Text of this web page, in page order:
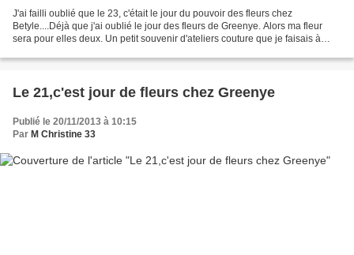
J'ai failli oublié que le 23, c'était le jour du pouvoir des fleurs chez
Betyle....Déjà que j'ai oublié le jour des fleurs de Greenye. Alors ma fleur
sera pour elles deux. Un petit souvenir d'ateliers couture que je faisais à
Le 21,c'est jour de fleurs chez Greenye
Publié le 20/11/2013 à 10:15
Par M Christine 33